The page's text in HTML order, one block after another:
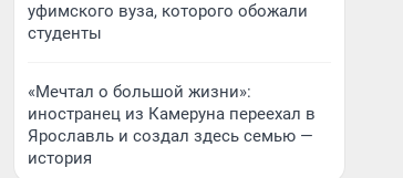
уфимского вуза, которого обожали
студенты
«Мечтал о большой жизни»:
иностранец из Камеруна переехал в
Ярославль и создал здесь семью —
история